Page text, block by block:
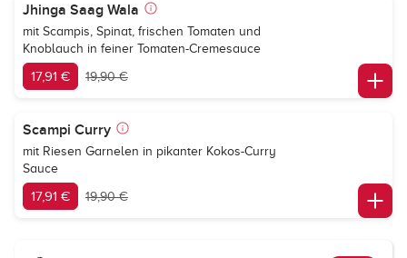
Jhinga Saag Wala
mit Scampis, Spinat, frischen Tomaten und
Knoblauch in feiner Tomaten-Cremesauce
17,91 € 19,90 €
Scampi Curry
mit Riesen Garnelen in pikanter Kokos-Curry
Sauce
17,91 € 19,90 €